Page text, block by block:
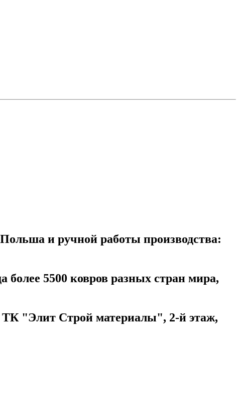
и ручной работы производства:
более 5500 ковров разных стран мира,
"Элит Строй материалы", 2-й этаж,